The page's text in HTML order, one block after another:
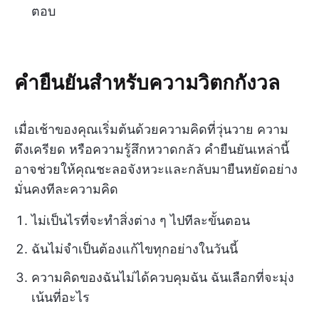
ตอบ
คำยืนยันสำหรับความวิตกกังวล
เมื่อเช้าของคุณเริ่มต้นด้วยความคิดที่วุ่นวาย ความ
ตึงเครียด หรือความรู้สึกหวาดกลัว คำยืนยันเหล่านี้
อาจช่วยให้คุณชะลอจังหวะและกลับมายืนหยัดอย่าง
มั่นคงทีละความคิด
ไม่เป็นไรที่จะทำสิ่งต่าง ๆ ไปทีละขั้นตอน
ฉันไม่จำเป็นต้องแก้ไขทุกอย่างในวันนี้
ความคิดของฉันไม่ได้ควบคุมฉัน ฉันเลือกที่จะมุ่ง
เน้นที่อะไร